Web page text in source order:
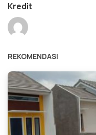
Kredit
REKOMENDASI